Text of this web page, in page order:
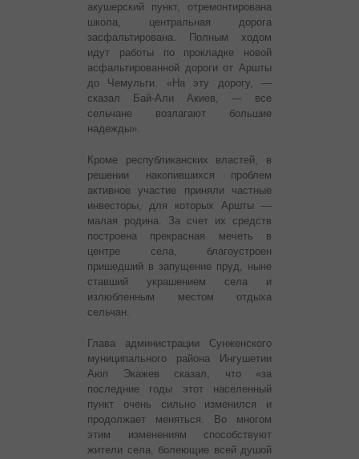
акушерский пункт, отремонтирована
школа, центральная дорога
засфальтирована. Полным ходом
идут работы по прокладке новой
асфальтированной дороги от Аршты
до Чемульги. «На эту дорогу, —
сказал Бай-Али Акиев, — все
сельчане возлагают большие
надежды».
Кроме республиканских властей, в
решении накопившихся проблем
активное участие приняли частные
инвесторы, для которых Аршты —
малая родина. За счет их средств
построена прекрасная мечеть в
центре села, благоустроен
пришедший в запущение пруд, ныне
ставший украшением села и
излюбленным местом отдыха
сельчан.
Глава администрации Сунженского
муниципального района Ингушетии
Аюп Экажев сказал, что «за
последние годы этот населенный
пункт очень сильно изменился и
продолжает меняться. Во многом
этим изменениям способствуют
жители села, болеющие всей душой